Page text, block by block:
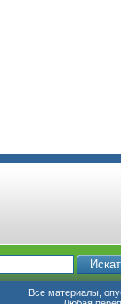
Все материалы,